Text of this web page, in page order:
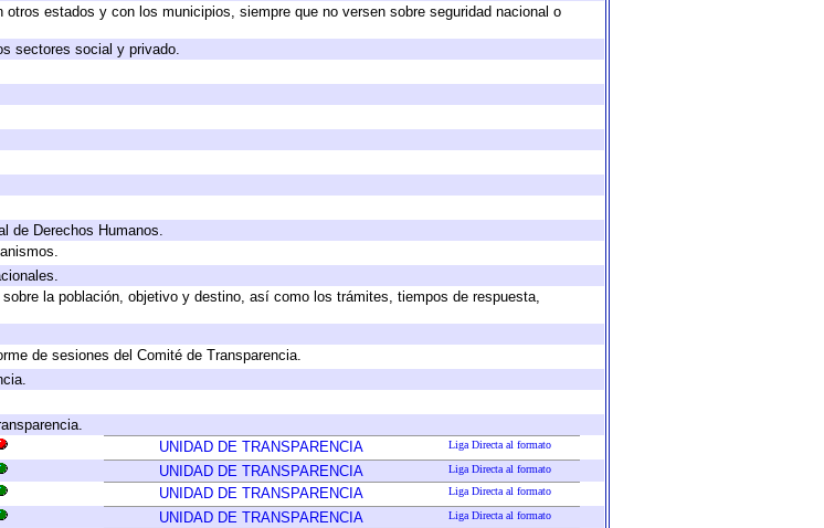
estados y con los municipios, siempre que no versen sobre seguridad nacional o
sectores social y privado.
de Derechos Humanos.
la población, objetivo y destino, así como los trámites, tiempos de respuesta,
de sesiones del Comité de Transparencia.
UNIDAD DE TRANSPARENCIA Liga Directa al formato
UNIDAD DE TRANSPARENCIA Liga Directa al formato
UNIDAD DE TRANSPARENCIA Liga Directa al formato
UNIDAD DE TRANSPARENCIA Liga Directa al formato